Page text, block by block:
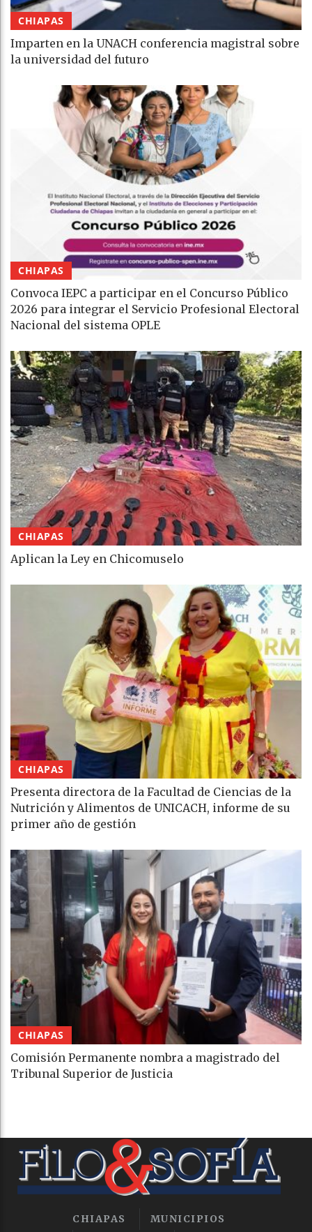
CHIAPAS
Imparten en la UNACH conferencia magistral sobre
la universidad del futuro
CHIAPAS
Convoca IEPC a participar en el Concurso Público
2026 para integrar el Servicio Profesional Electoral
Nacional del sistema OPLE
CHIAPAS
Aplican la Ley en Chicomuselo
CHIAPAS
Presenta directora de la Facultad de Ciencias de la
Nutrición y Alimentos de UNICACH, informe de su
primer año de gestión
CHIAPAS
Comisión Permanente nombra a magistrado del
Tribunal Superior de Justicia
CHIAPAS MUNICIPIOS